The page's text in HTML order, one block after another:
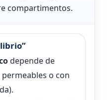
compartimentos.
depende de
o con